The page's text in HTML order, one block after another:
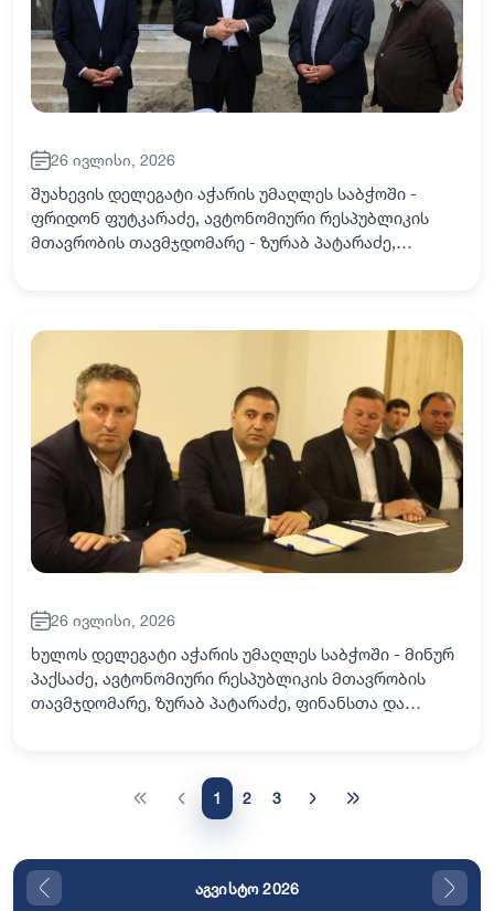
26 ივლისი, 2026
შუახევის დელეგატი აჭარის უმაღლეს საბჭოში -
ფრიდონ ფუტკარაძე, ავტონომიური რესპუბლიკის
მთავრობის თავმჯდომარე - ზურაბ პატარაძე,
26 ივლისი, 2026
ხულოს დელეგატი აჭარის უმაღლეს საბჭოში - მინურ
პაქსაძე, ავტონომიური რესპუბლიკის მთავრობის
თავმჯდომარე, ზურაბ პატარაძე, ფინანსთა და
1 2 3
აგვისტო 2026